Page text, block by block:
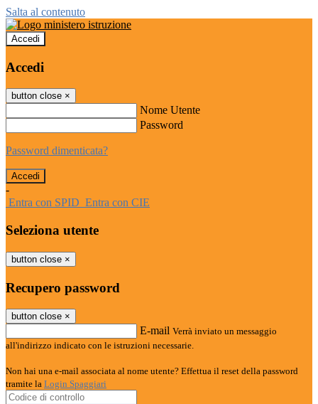
Salta al contenuto
Accedi
Accedi
button close ×
Nome Utente
Password
Password dimenticata?
-
Entra con SPID Entra con CIE
Seleziona utente
button close ×
Recupero password
button close ×
E-mail Verrà inviato un messaggio
all'indirizzo indicato con le istruzioni necessarie.
Non hai una e-mail associata al nome utente? Effettua il reset della password
tramite la Login Spaggiari